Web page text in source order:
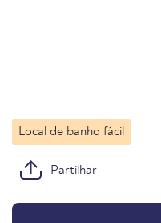
Local de banho fácil
Partilhar